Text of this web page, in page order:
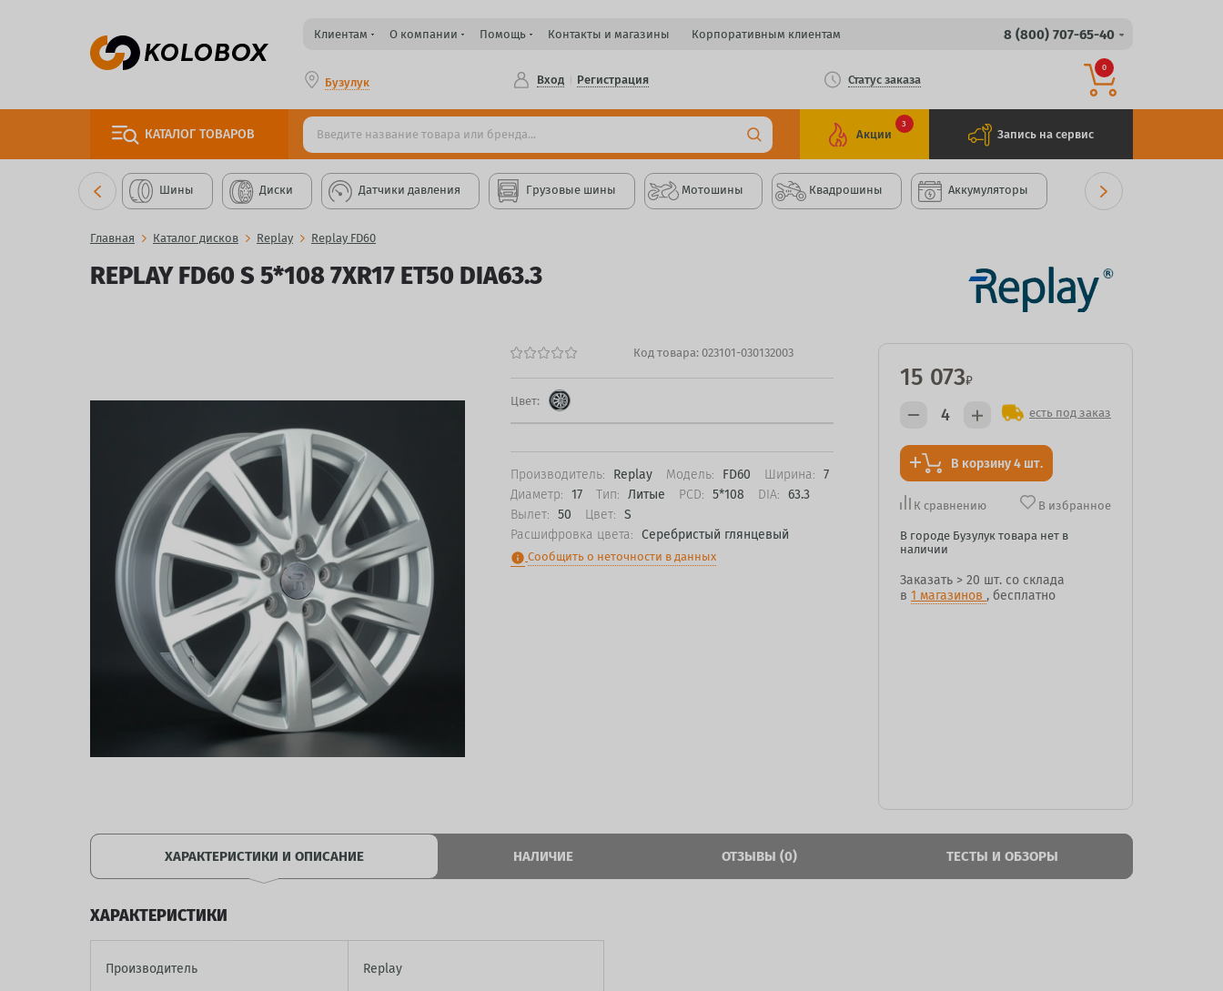
Клиентам О компании Помощь Контакты и магазины Корпоративным клиентам 8 (800) 707-65-40
Бузулук Вход Регистрация Статус заказа
0
КАТАЛОГ ТОВАРОВ Акции
3
Запись на сервис
Шины Диски Датчики давления Грузовые шины Мотошины Квадрошины Аккумуляторы
Главная Каталог дисков Replay Replay FD60
REPLAY FD60 S 5*108 7XR17 ET50 DIA63.3
Код товара: 023101-030132003
Цвет:
Производитель: Replay Модель: FD60 Ширина: 7
Диаметр: 17 Тип: Литые PCD: 5*108 DIA: 63.3
Вылет: 50 Цвет: S
Расшифровка цвета: Серебристый глянцевый
info Сообщить о неточности в данных
15 073₽
есть под заказ
В корзину 4 шт.
К сравнению В избранное
В городе Бузулук товара нет в
наличии
Заказать > 20 шт. со склада
в 1 магазинов , бесплатно
ХАРАКТЕРИСТИКИ И ОПИСАНИЕ НАЛИЧИЕ ОТЗЫВЫ (0) ТЕСТЫ И ОБЗОРЫ
ХАРАКТЕРИСТИКИ
Производитель Replay